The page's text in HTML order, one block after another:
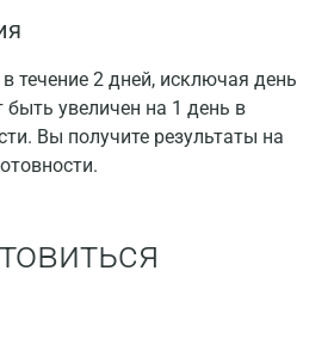
течение 2 дней, исключая день
увеличен на 1 день в
Вы получите результаты на